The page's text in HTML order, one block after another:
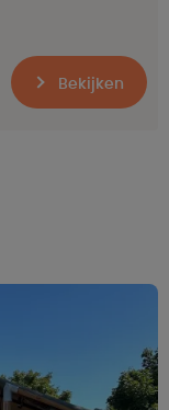
Bekijken